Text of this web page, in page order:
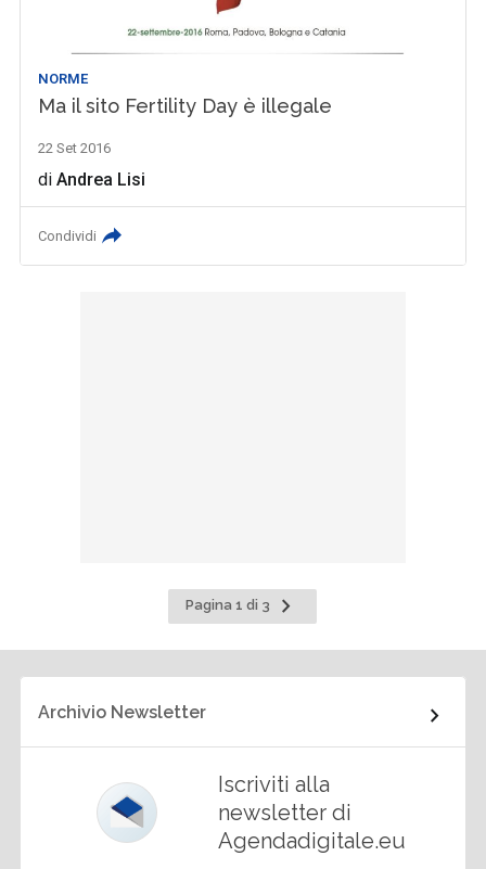
NORME
Ma il sito Fertility Day è illegale
22 Set 2016
diAndrea Lisi
Condividi
Pagina 1 di 3
Pagina
successiva
Archivio Newsletter
Iscriviti alla
newsletter di
Agendadigitale.eu